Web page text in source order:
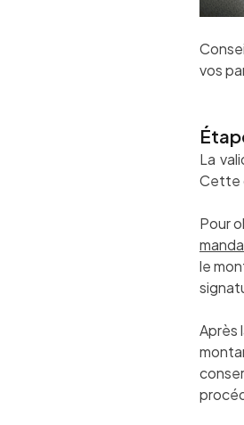
vos
La
Cette
Pour
le
Après